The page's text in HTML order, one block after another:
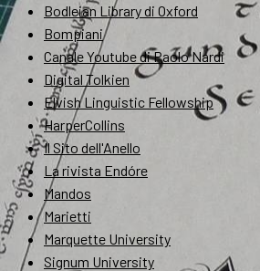
Bodleian Library di Oxford
Bompiani
Canale Youtube di Paolo Nardi
Digital Tolkien
Elvish Linguistic Fellowship
HarperCollins
Il Sito dell'Anello
La rivista Endóre
Mandos
Marietti
Marquette University
Signum University